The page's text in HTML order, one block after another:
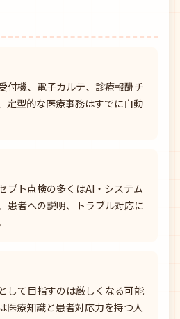
付機、電子カルテ、診療報酬チ
定型的な医療事務はすでに自動
プト点検の多くはAI・システム
患者への説明、トラブル対応に
して目指すのは厳しくなる可能
医療知識と患者対応力を持つ人